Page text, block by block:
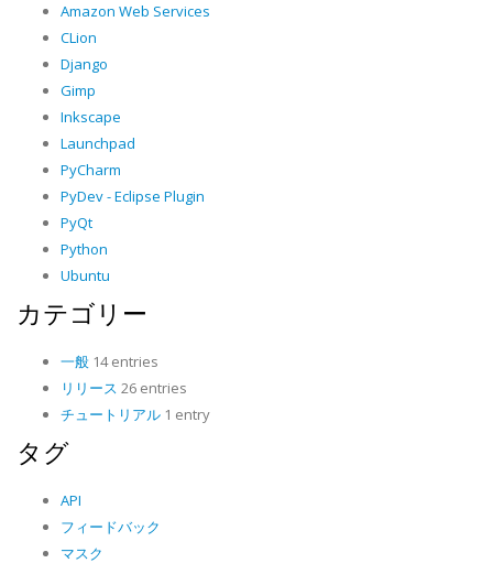
Amazon Web Services
CLion
Django
Gimp
Inkscape
Launchpad
PyCharm
PyDev - Eclipse Plugin
PyQt
Python
Ubuntu
カテゴリー
一般 14 entries
リリース 26 entries
チュートリアル 1 entry
タグ
API
フィードバック
マスク